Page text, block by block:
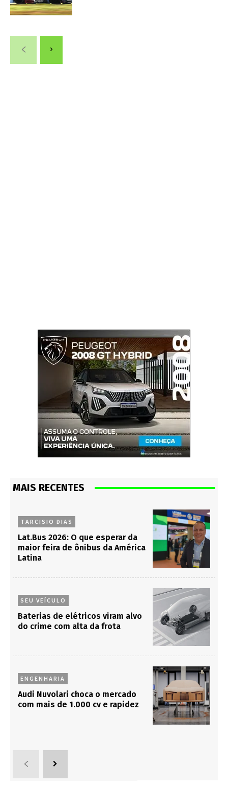
MAIS RECENTES
TARCISIO DIAS
Lat.Bus 2026: O que esperar da
maior feira de ônibus da América
Latina
SEU VEÍCULO
Baterias de elétricos viram alvo
do crime com alta da frota
ENGENHARIA
Audi Nuvolari choca o mercado
com mais de 1.000 cv e rapidez